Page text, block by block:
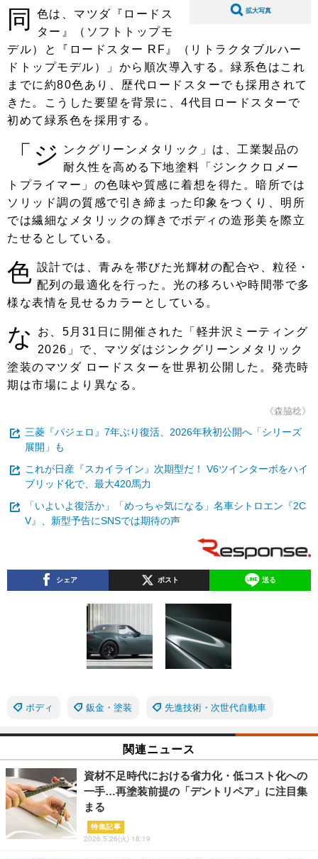
コラム
ショップレポート プロショップ検索
レストア
カーメーカー「旧車」関連プロジ
ェクト
インタビュー
イベント
イベント告知 イベントレポート
拡大写真
同
色は、マツダ『ロードス
ター』（ソフトトップモ
デル）と『ロードスター RF』（リトラクタブルハー
ドトップモデル）」から順次導入する。緑系色はこれ
までに約80色あり、歴代ロードスターでも採用されて
きた。こうした要望を背景に、4代目ロードスターで
初めて緑系色を採用する。
「ジ
ンクグリーンメタリック」は、工業製品の
耐久性を高める下地塗料「ジンククロメー
トプライマー」の色味や質感に着想を得た。暗所では
ソリッド調の質感で引き締まった印象をつくり、明所
では繊細なメタリックの輝きでボディの造形美を際立
たせるとしている。
色 設計では、青みを帯びた光輝材の配合や、粒径・
配列の最適化を行った。光の移ろいや時間帯で多
様な表情を見せるカラーとしている。
な
お、5月31日に開催された「軽井沢ミーティング
2026」で、マツダはジンクグリーンメタリック
塗装のマツダ ロードスターを世界初公開した。発売時
期は市場により異なる。
《森脇稔》
三菱『パジェロ』7年ぶり復活、2026年秋初公開へ「シリーズ
展開」も
これが日産『スカイライン』次期型だ！ V6ツインターボをハイ
ブリッド化で、最大420馬力
「いよいよ復活か」「めっちゃ気になる」名車シトロエン『2C
V』、新型予告にSNSでは期待の声
シェア ポスト 送る
ボディ 鈑金・塗装 先進技術・次世代自動車
関連ニュース
資材不足時代における省力化・低コスト化への
一手…再塗装前提の「デントリペア」に注目集
まる
特集記事
2026.5.26(火) 18:19